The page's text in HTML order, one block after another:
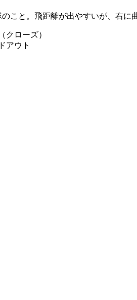
こと。飛距離が出やすいが、右
クローズ）
アウト